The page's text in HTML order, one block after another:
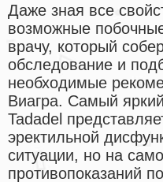
Даже зная все
возможные
врачу, который
обследование и
необходимые
Виагра. Самый
Tadadel
эректильной
ситуации, но на
противопоказаний